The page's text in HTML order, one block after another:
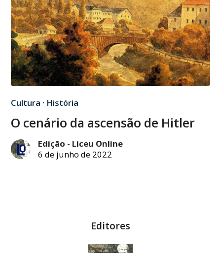
Cultura · História
O cenário da ascensão de Hitler
Edição - Liceu Online
6 de junho de 2022
Editores